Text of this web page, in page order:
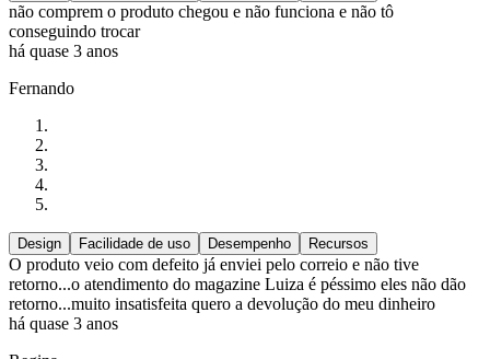
não comprem o produto chegou e não funciona e não tô
conseguindo trocar
há quase 3 anos
Fernando
Design Facilidade de uso Desempenho Recursos
O produto veio com defeito já enviei pelo correio e não tive
retorno...o atendimento do magazine Luiza é péssimo eles não dão
retorno...muito insatisfeita quero a devolução do meu dinheiro
há quase 3 anos